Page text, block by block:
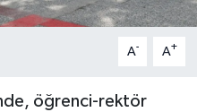
A- A+
öğrenci-rektör